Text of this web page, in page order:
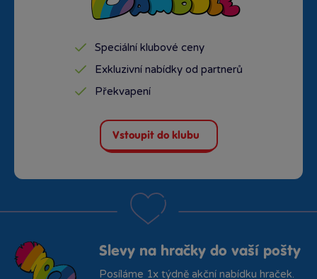
Speciální klubové ceny
Exkluzivní nabídky od partnerů
Překvapení
Vstoupit do klubu
Slevy na hračky do vaší pošty
Posíláme 1x týdně akční nabídku hraček.